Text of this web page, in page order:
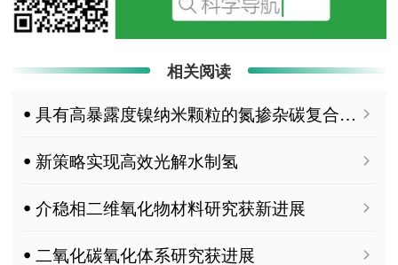
相关阅读
ꔷ 具有高暴露度镍纳米颗粒的氮掺杂碳复合催化剂用于二氧化碳电还原制一氧化碳
ꔷ 新策略实现高效光解水制氢
ꔷ 介稳相二维氧化物材料研究获新进展
ꔷ 二氧化碳氧化体系研究获进展